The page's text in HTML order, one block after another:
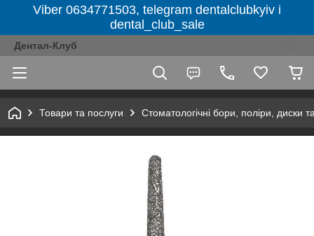
Viber 0634771503, telegram dentalclubkyiv і
dental_club_sale
Дентал-Клуб
Товари та послуги Стоматологічні бори, поліри, диски